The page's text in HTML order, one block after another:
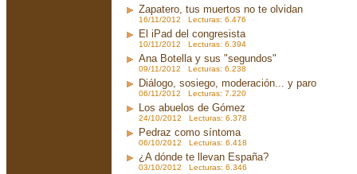
Zapatero, tus muertos no te olvidan
16/11/2012 Lecturas: 6.476
El iPad del congresista
10/11/2012 Lecturas: 6.394
Ana Botella y sus "segundos"
09/11/2012 Lecturas: 6.238
Diálogo, sosiego, moderación... y paro
06/11/2012 Lecturas: 7.220
Los abuelos de Gómez
24/10/2012 Lecturas: 6.378
Pedraz como síntoma
06/10/2012 Lecturas: 6.418
¿A dónde te llevan España?
03/10/2012 Lecturas: 6.346